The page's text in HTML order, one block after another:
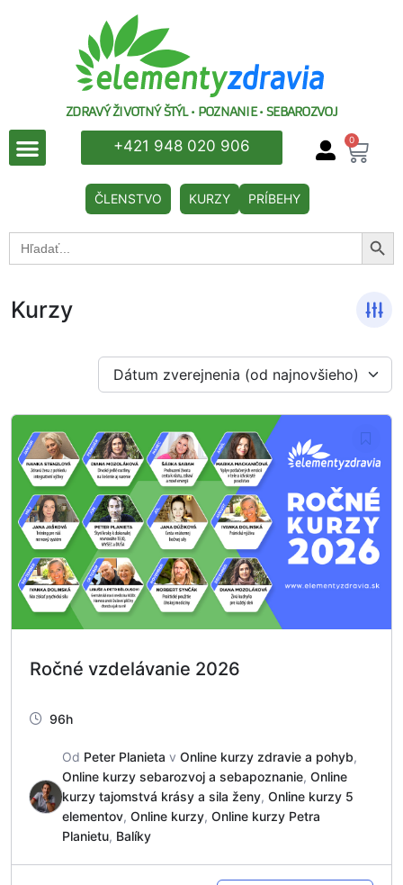
ZDRAVÝ ŽIVOTNÝ ŠTÝL • POZNANIE • SEBAROZVOJ
+421 948 020 906 0
ČLENSTVO KURZY PRÍBEHY
Search
for:
Kurzy
Dátum zverejnenia (od najnovšieho)
Ročné vzdelávanie 2026
96h
Od Peter Planieta v Online kurzy zdravie a pohyb,
Online kurzy sebarozvoj a sebapoznanie, Online
kurzy tajomstvá krásy a sila ženy, Online kurzy 5
elementov, Online kurzy, Online kurzy Petra
Planietu, Balíky